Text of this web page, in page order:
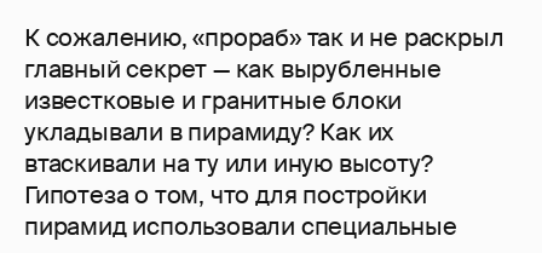
К сожалению, «прораб» так и не раскрыл
главный секрет — как вырубленные
известковые и гранитные блоки
укладывали в пирамиду? Как их
втаскивали на ту или иную высоту?
Гипотеза о том, что для постройки
пирамид использовали специальные